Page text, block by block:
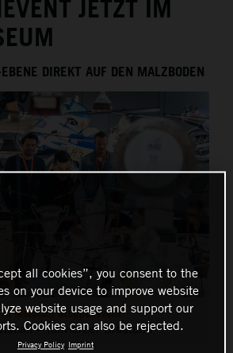
JETZT IM
DIREKT AUF DEN MALZBODEN
Motohall Gruppenevent
– Innviertler Brauturm“
all cookies”, you consent to the
on your device to improve website
website usage and support our
Cookies can also be rejected.
Privacy Policy Imprint